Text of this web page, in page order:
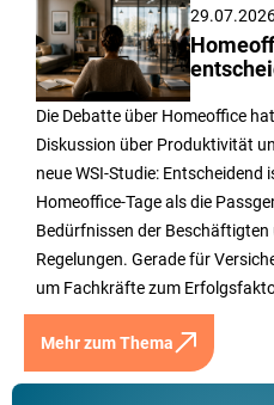
Die Debatte über Homeoffice
Diskussion über Produktivität
neue WSI-Studie: Entscheidend
Homeoffice-Tage als die
Bedürfnissen der Beschäftigten
Regelungen. Gerade für
um Fachkräfte zum
Mehr zum Thema